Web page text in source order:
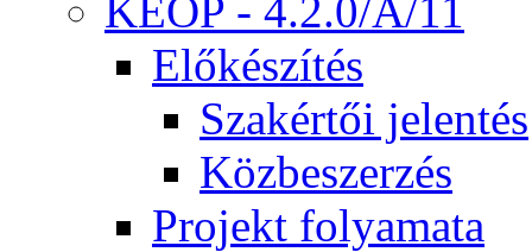
KEOP - 4.2.0/A/11
Előkészítés
Szakértői jelentés
Közbeszerzés
Projekt folyamata